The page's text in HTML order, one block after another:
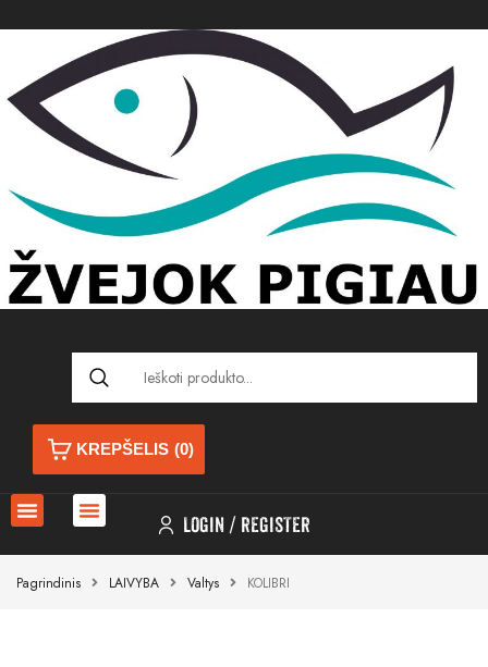
KREPŠELIS (0)
LOGIN REGISTER
Pagrindinis LAIVYBA Valtys KOLIBRI